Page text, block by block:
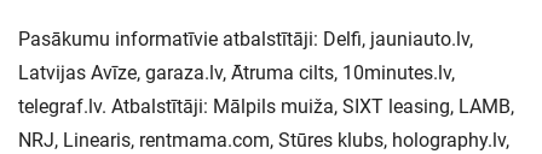
Pasākumu informatīvie atbalstītāji: Delfi, jauniauto.lv,
Latvijas Avīze, garaza.lv, Ātruma cilts, 10minutes.lv,
telegraf.lv. Atbalstītāji: Mālpils muiža, SIXT leasing, LAMB,
NRJ, Linearis, rentmama.com, Stūres klubs, holography.lv,